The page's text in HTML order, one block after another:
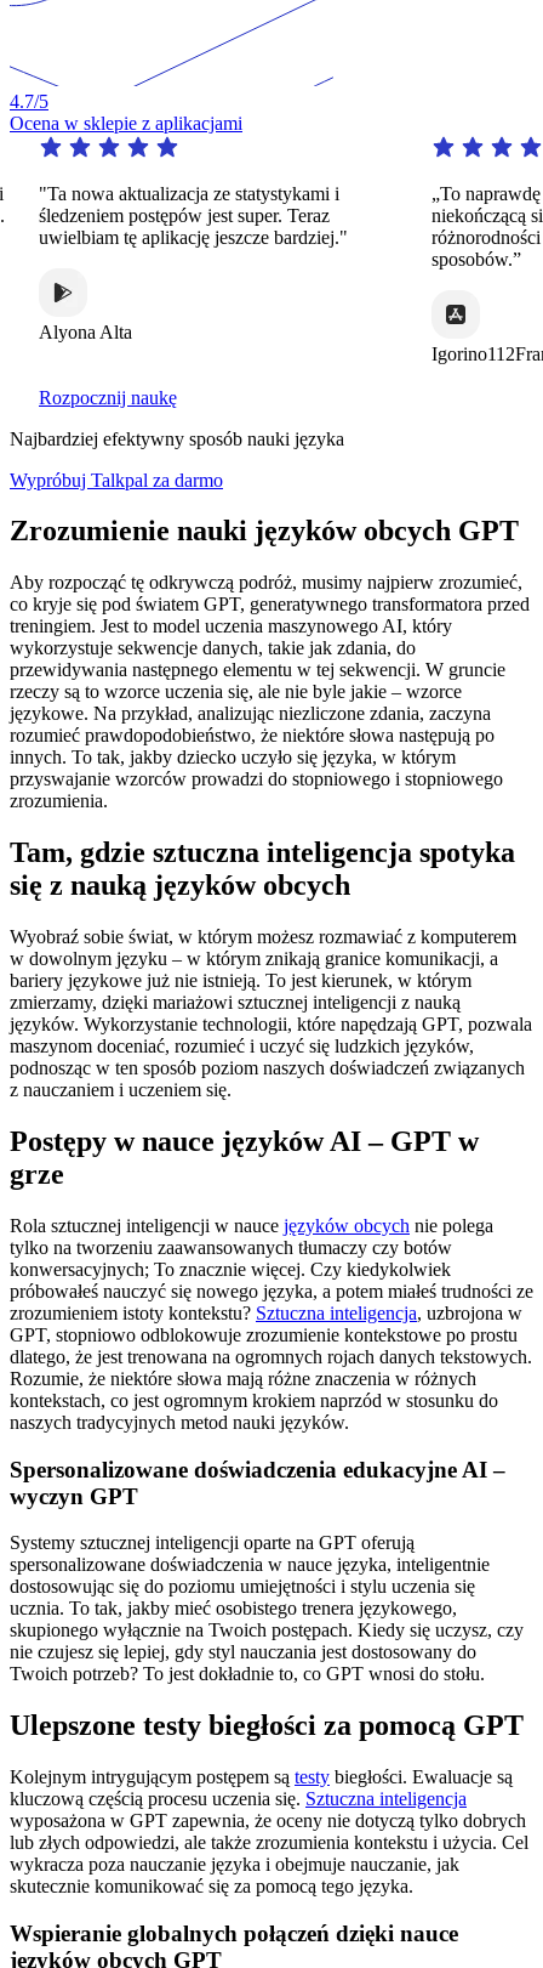
4.7/5
Ocena w sklepie z aplikacjami
"Ta nowa aktualizacja ze statystykami i
śledzeniem postępów jest super. Teraz
uwielbiam tę aplikację jeszcze bardziej."
Alyona Alta
„To naprawdę
niekończącą się
różnorodności
sposobów.”
Igorino112France
Rozpocznij naukę
Najbardziej efektywny sposób nauki języka
Wypróbuj Talkpal za darmo
Zrozumienie nauki języków obcych GPT
Aby rozpocząć tę odkrywczą podróż, musimy najpierw zrozumieć,
co kryje się pod światem GPT, generatywnego transformatora przed
treningiem. Jest to model uczenia maszynowego AI, który
wykorzystuje sekwencje danych, takie jak zdania, do
przewidywania następnego elementu w tej sekwencji. W gruncie
rzeczy są to wzorce uczenia się, ale nie byle jakie – wzorce
językowe. Na przykład, analizując niezliczone zdania, zaczyna
rozumieć prawdopodobieństwo, że niektóre słowa następują po
innych. To tak, jakby dziecko uczyło się języka, w którym
przyswajanie wzorców prowadzi do stopniowego i stopniowego
zrozumienia.
Tam, gdzie sztuczna inteligencja spotyka
się z nauką języków obcych
Wyobraź sobie świat, w którym możesz rozmawiać z komputerem
w dowolnym języku – w którym znikają granice komunikacji, a
bariery językowe już nie istnieją. To jest kierunek, w którym
zmierzamy, dzięki mariażowi sztucznej inteligencji z nauką
języków. Wykorzystanie technologii, które napędzają GPT, pozwala
maszynom doceniać, rozumieć i uczyć się ludzkich języków,
podnosząc w ten sposób poziom naszych doświadczeń związanych
z nauczaniem i uczeniem się.
Postępy w nauce języków AI – GPT w
grze
Rola sztucznej inteligencji w nauce języków obcych nie polega
tylko na tworzeniu zaawansowanych tłumaczy czy botów
konwersacyjnych; To znacznie więcej. Czy kiedykolwiek
próbowałeś nauczyć się nowego języka, a potem miałeś trudności ze
zrozumieniem istoty kontekstu? Sztuczna inteligencja, uzbrojona w
GPT, stopniowo odblokowuje zrozumienie kontekstowe po prostu
dlatego, że jest trenowana na ogromnych rojach danych tekstowych.
Rozumie, że niektóre słowa mają różne znaczenia w różnych
kontekstach, co jest ogromnym krokiem naprzód w stosunku do
naszych tradycyjnych metod nauki języków.
Spersonalizowane doświadczenia edukacyjne AI –
wyczyn GPT
Systemy sztucznej inteligencji oparte na GPT oferują
spersonalizowane doświadczenia w nauce języka, inteligentnie
dostosowując się do poziomu umiejętności i stylu uczenia się
ucznia. To tak, jakby mieć osobistego trenera językowego,
skupionego wyłącznie na Twoich postępach. Kiedy się uczysz, czy
nie czujesz się lepiej, gdy styl nauczania jest dostosowany do
Twoich potrzeb? To jest dokładnie to, co GPT wnosi do stołu.
Ulepszone testy biegłości za pomocą GPT
Kolejnym intrygującym postępem są testy biegłości. Ewaluacje są
kluczową częścią procesu uczenia się. Sztuczna inteligencja
wyposażona w GPT zapewnia, że oceny nie dotyczą tylko dobrych
lub złych odpowiedzi, ale także zrozumienia kontekstu i użycia. Cel
wykracza poza nauczanie języka i obejmuje nauczanie, jak
skutecznie komunikować się za pomocą tego języka.
Wspieranie globalnych połączeń dzięki nauce
języków obcych GPT